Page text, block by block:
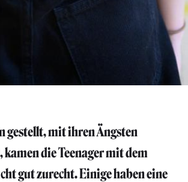
gestellt, mit ihren Ängsten
die Teenager mit dem
gut zurecht. Einige haben eine